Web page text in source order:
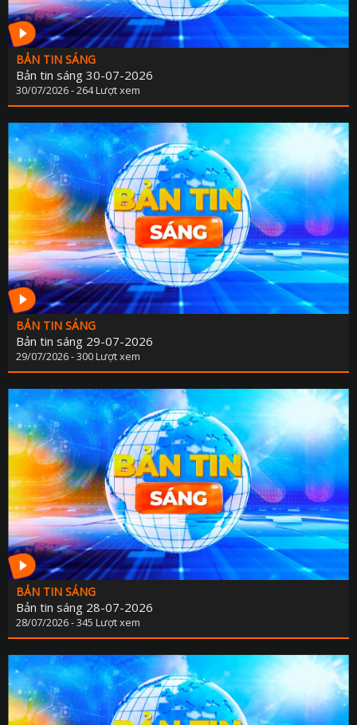
BẢN TIN SÁNG
Bản tin sáng 30-07-2026
30/07/2026 - 264 Lượt xem
BẢN TIN SÁNG
Bản tin sáng 29-07-2026
29/07/2026 - 300 Lượt xem
BẢN TIN SÁNG
Bản tin sáng 28-07-2026
28/07/2026 - 345 Lượt xem